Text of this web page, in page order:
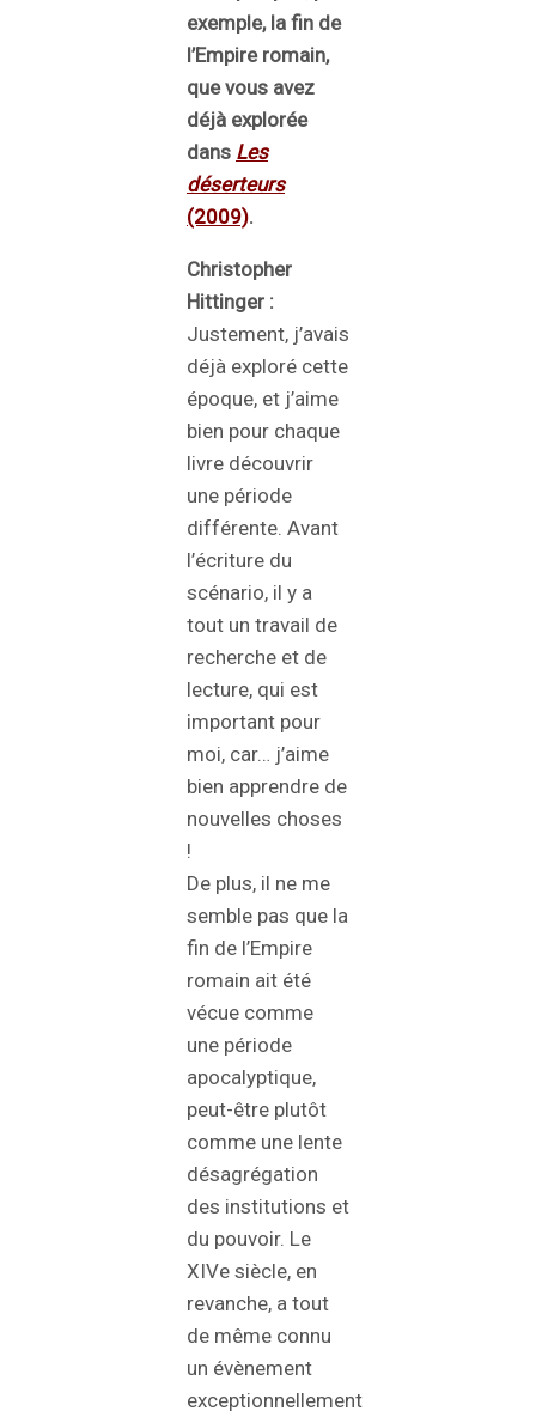
exemple, la fin de
l’Empire romain,
que vous avez
déjà explorée
dans Les
déserteurs
(2009).
Christopher
Hittinger :
Justement, j’avais
déjà exploré cette
époque, et j’aime
bien pour chaque
livre découvrir
une période
différente. Avant
l’écriture du
scénario, il y a
tout un travail de
recherche et de
lecture, qui est
important pour
moi, car… j’aime
bien apprendre de
nouvelles choses
!
De plus, il ne me
semble pas que la
fin de l’Empire
romain ait été
vécue comme
une période
apocalyptique,
peut-être plutôt
comme une lente
désagrégation
des institutions et
du pouvoir. Le
XIVe siècle, en
revanche, a tout
de même connu
un évènement
exceptionnellement